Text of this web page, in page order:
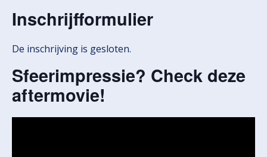
Inschrijfformulier
De inschrijving is gesloten.
Sfeerimpressie? Check deze
aftermovie!